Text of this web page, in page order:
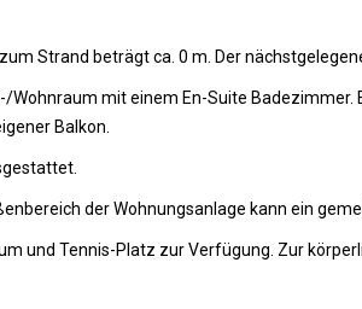
Strand beträgt ca. 0 m. Der
mit einem En-Suite
Balkon.
der Wohnungsanlage kann ein
und Tennis-Platz zur Verfügung. Zur